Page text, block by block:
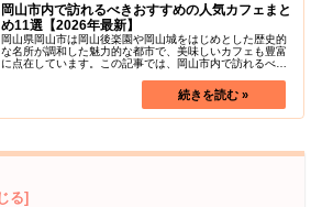
岡山市内で訪れるべきおすすめの人気カフェまと
め11選【2026年最新】
岡山県岡山市は岡山後楽園や岡山城をはじめとした歴史的
な名所が調和した魅力的な都市で、美味しいカフェも豊富
に点在しています。この記事では、岡山市内で訪れるべき
ごすのに最適なカフェから、絶品の...